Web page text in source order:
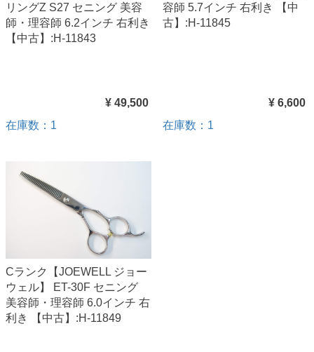
リングZ S27 セニング 美容
師・理容師 6.2インチ 右利き
【中古】:H-11843
¥ 49,500
在庫数：1
容師 5.7インチ 右利き 【中
古】:H-11845
¥ 6,600
在庫数：1
Cランク【JOEWELL ジョー
ウェル】 ET-30F セニング
美容師・理容師 6.0インチ 右
利き 【中古】:H-11849